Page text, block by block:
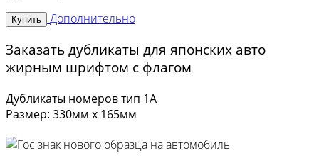
Купить Дополнительно
Заказать дубликаты для японских авто
жирным шрифтом с флагом
Дубликаты номеров тип 1А
Размер: 330мм х 165мм